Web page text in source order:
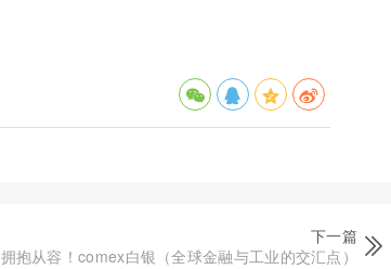
下一篇
拥抱从容！comex白银（全球金融与工业的交汇点）